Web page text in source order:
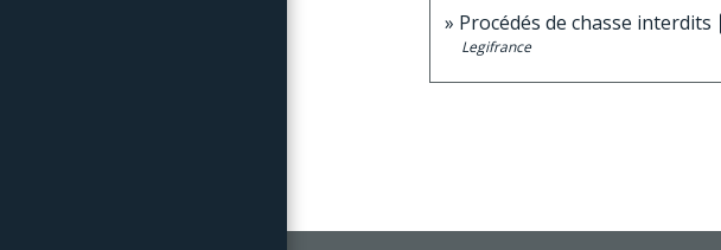
Procédés de chasse interdits
Legifrance